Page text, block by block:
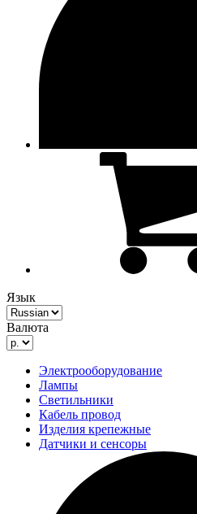
Язык
Валюта
Электрооборудование
Лампы
Светильники
Кабель провод
Изделия крепежные
Датчики и сенсоры